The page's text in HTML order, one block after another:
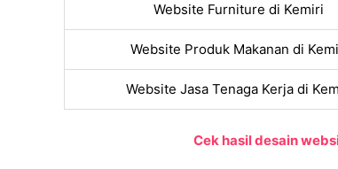
Website Furniture di Kemiri
Website Produk Makanan di
Website Jasa Tenaga Kerja di
Cek hasil desain